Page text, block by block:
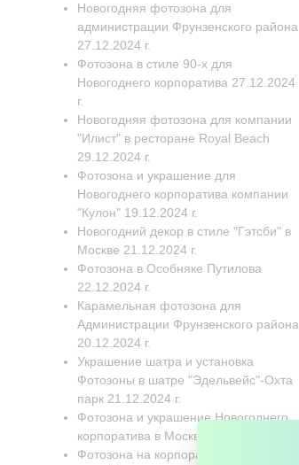
Новогодняя фотозона для
администрации Фрунзенского района
27.12.2024 г.
Фотозона в стиле 90-х для
Новогоднего корпоратива 27.12.2024
г.
Новогодняя фотозона для компании
"Илист" в ресторане Royal Beach
29.12.2024 г.
Фотозона и украшение для
Новогоднего корпоратива компании
"Кулон" 19.12.2024 г.
Новогодний декор в стиле "Гэтсби" в
Москве 21.12.2024 г.
Фотозона в Особняке Путилова
22.12.2024 г.
Карамельная фотозона для
Администрации Фрунзенского района
20.12.2024 г.
Украшение шатра и установка
Фотозоны в шатре "Эдельвейс"-Охта
парк 21.12.2024 г.
Фотозона и украшение Новогоднего
корпоратива в Москве 17.12.2024 г.
Фотозона на корпоратив в банкетном